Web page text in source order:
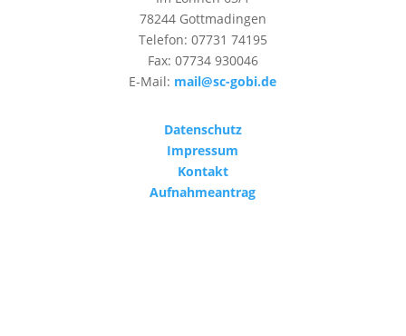
78244 Gottmadingen
Telefon: 07731 74195
Fax: 07734 930046
E-Mail: mail@sc-gobi.de
Datenschutz
Impressum
Kontakt
Aufnahmeantrag